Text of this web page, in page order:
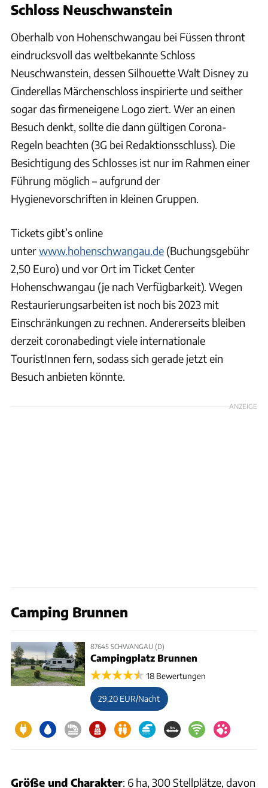
Schloss Neuschwanstein
Oberhalb von Hohenschwangau bei Füssen thront
eindrucksvoll das weltbekannte Schloss
Neuschwanstein, dessen Silhouette Walt Disney zu
Cinderellas Märchenschloss inspirierte und seither
sogar das firmeneigene Logo ziert. Wer an einen
Besuch denkt, sollte die dann gültigen Corona-
Regeln beachten (3G bei Redaktionsschluss). Die
Besichtigung des Schlosses ist nur im Rahmen einer
Führung möglich – aufgrund der
Hygienevorschriften in kleinen Gruppen.
Tickets gibt’s online
unterwww.hohenschwangau.de (Buchungsgebühr
2,50 Euro) und vor Ort im Ticket Center
Hohenschwangau (je nach Verfügbarkeit). Wegen
Restaurierungsarbeiten ist noch bis 2023 mit
Einschränkungen zu rechnen. Andererseits bleiben
derzeit coronabedingt viele internationale
TouristInnen fern, sodass sich gerade jetzt ein
Besuch anbieten könnte.
ANZEIGE
Camping Brunnen
87645 SCHWANGAU (D)
Campingplatz Brunnen
18 Bewertungen
29,20 EUR/Nacht
Größe und Charakter: 6 ha, 300 Stellplätze, davon